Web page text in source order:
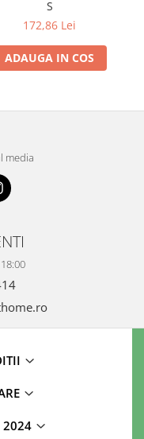
S
172,86 Lei
ADAUGA IN COS
media
2024